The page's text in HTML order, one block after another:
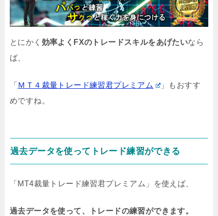
とにかく 効率よくFXのトレードスキルをあげたいなら
ば、
「 ＭＴ４裁量トレード練習君プレミアム
」もおすす
めですね。
過去データを使ってトレード練習ができる
「MT4裁量トレード練習君プレミアム」を使えば、
過去データを使って、トレードの練習ができます。